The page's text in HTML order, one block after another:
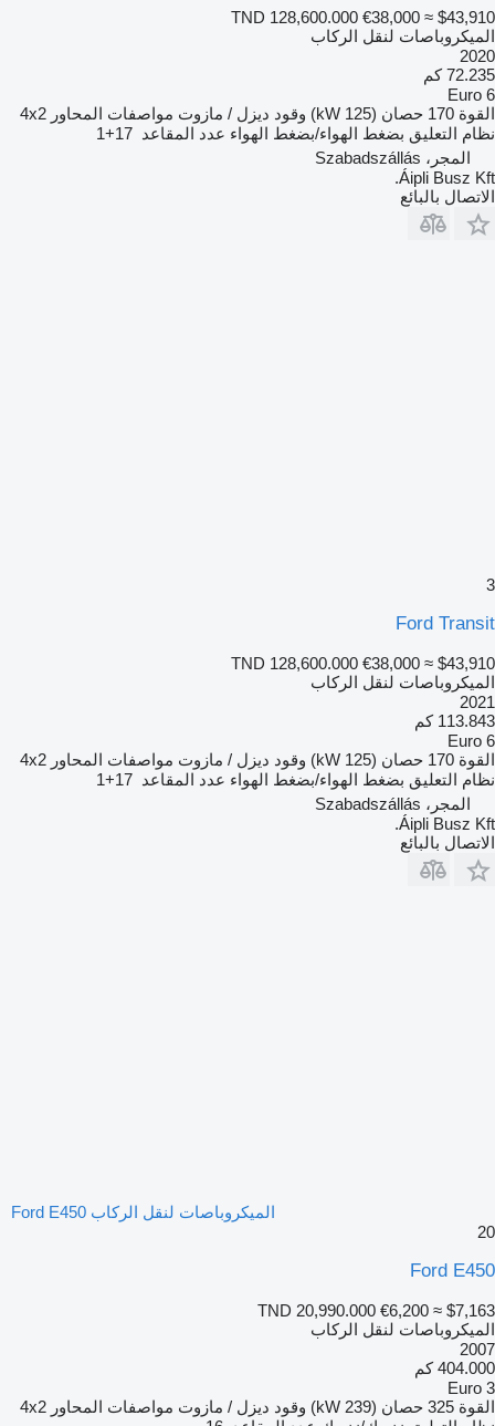
TND 128,600.000 €38,000 ≈ $43,910
الميكروباصات لنقل الركاب
2020
72.235 كم
Euro 6
القوة 170 حصان (125 kW) وقود ديزل / مازوت مواصفات المحاور 4x2
نظام التعليق بضغط الهواء/بضغط الهواء عدد المقاعد 17+1
المجر، Szabadszállás
Áipli Busz Kft.
الاتصال بالبائع
3
Ford Transit
TND 128,600.000 €38,000 ≈ $43,910
الميكروباصات لنقل الركاب
2021
113.843 كم
Euro 6
القوة 170 حصان (125 kW) وقود ديزل / مازوت مواصفات المحاور 4x2
نظام التعليق بضغط الهواء/بضغط الهواء عدد المقاعد 17+1
المجر، Szabadszállás
Áipli Busz Kft.
الاتصال بالبائع
الميكروباصات لنقل الركاب Ford E450
20
Ford E450
TND 20,990.000 €6,200 ≈ $7,163
الميكروباصات لنقل الركاب
2007
404.000 كم
Euro 3
القوة 325 حصان (239 kW) وقود ديزل / مازوت مواصفات المحاور 4x2